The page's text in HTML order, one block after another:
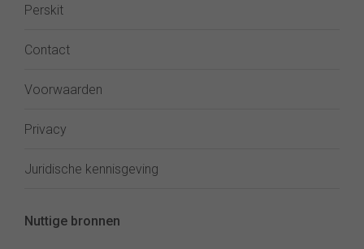
Perskit
Contact
Voorwaarden
Privacy
Juridische kennisgeving
Nuttige bronnen